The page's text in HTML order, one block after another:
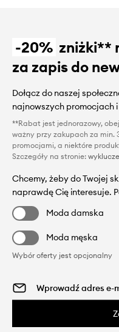
-20% zniżki**
za zapis do
Dołącz do naszej
najnowszych promocjach
**Rabat jest jednorazowy,
ważny przy zakupach za min.
promocjami, a niektóre
Szczegóły na stronie:
Chcemy, żeby do Twojej
naprawdę Cię interesuje.
Moda damska
Moda męska
Wybór oferty jest opcjonalny